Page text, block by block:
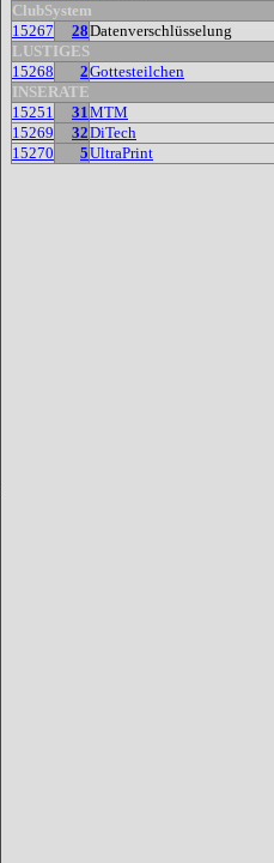
ClubSystem
15267
28Datenverschlüsselung
LUSTIGES
15268
2Gottesteilchen
INSERATE
15251
31MTM
15269
32DiTech
15270
5UltraPrint